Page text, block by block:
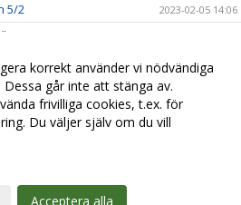
5/2 2023-02-05 14:06
23 2023-01-22 13:58
2023-01-21 14:01
2023-01-01 14:05
korrekt använder vi nödvändiga
går inte att stänga av.
frivilliga cookies, t.ex. för
Du väljer själv om du vill
Acceptera alla